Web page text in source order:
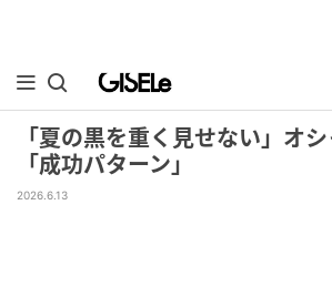
「夏の黒を重く見せない」オ
「成功パターン」
2026.6.13